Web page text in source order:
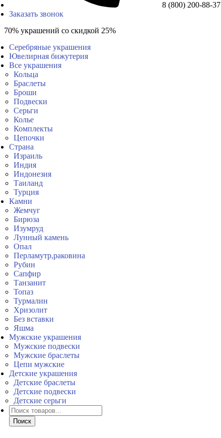
8 (800) 200-88-37
Заказать звонок
70% украшений со скидкой 25%
Серебряные украшения
Ювелирная бижутерия
Все украшения
Кольца
Браслеты
Броши
Подвески
Серьги
Колье
Комплекты
Цепочки
Страна
Израиль
Индия
Индонезия
Таиланд
Турция
Камни
Жемчуг
Бирюза
Изумруд
Лунный камень
Опал
Перламутр,раковина
Рубин
Сапфир
Танзанит
Топаз
Турмалин
Хризолит
Без вставки
Яшма
Мужские украшения
Мужские подвески
Мужские браслеты
Цепи мужские
Детские украшения
Детские браслеты
Детские подвески
Детские серьги
Поиск
товаров
Поиск